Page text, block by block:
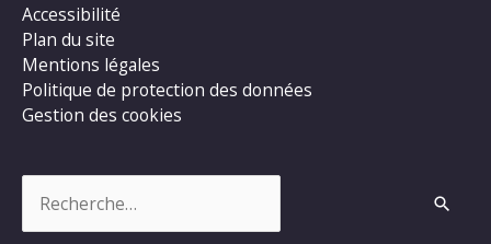
Accessibilité
Plan du site
Mentions légales
Politique de protection des données
Gestion des cookies